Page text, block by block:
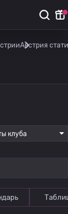
Австрия
клуба